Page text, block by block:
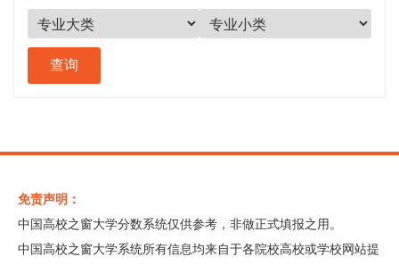
免责声明：
中国高校之窗大学分数系统仅供参考，非做正式填报之用。
中国高校之窗大学系统所有信息均来自于各院校高校或学校网站提